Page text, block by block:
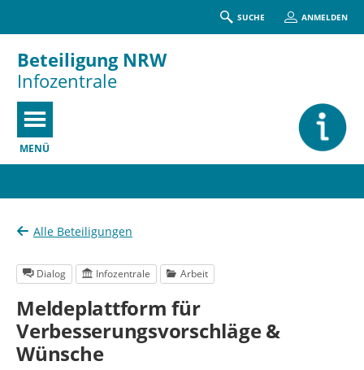
SUCHE ANMELDEN
Beteiligung NRW
Infozentrale
MENÜ
Alle Beteiligungen
Dialog Infozentrale Arbeit
Meldeplattform für
Verbesserungsvorschläge &
Wünsche